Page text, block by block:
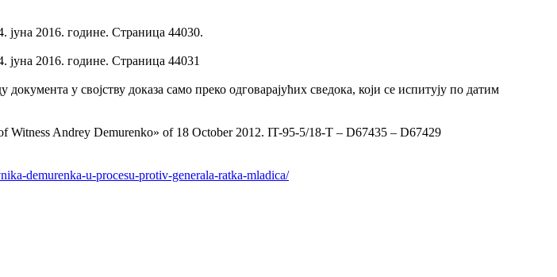
јуна 2016. године. Страница 44030.
јуна 2016. године. Страница 44031
у својству доказа само преко одговарајућих сведока, који се испитују по датим
Andrey Demurenko» of 18 October 2012. IT-95-5/18-T – D67435 – D67429
demurenka-u-procesu-protiv-generala-ratka-mladica/